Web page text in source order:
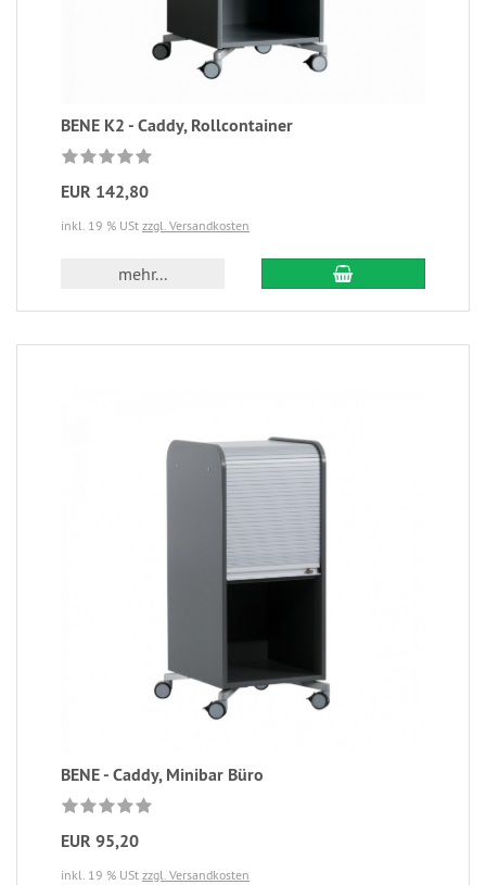
BENE K2 - Caddy, Rollcontainer
EUR 142,80
inkl. 19 % USt zzgl. Versandkosten
mehr...
BENE - Caddy, Minibar Büro
EUR 95,20
inkl. 19 % USt zzgl. Versandkosten